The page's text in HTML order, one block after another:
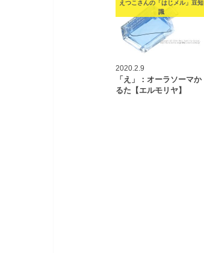
えつこさんの「はじメル」豆知
識
2020.2.9
「え」：オーラソーマか
るた【エルモリヤ】